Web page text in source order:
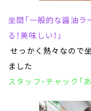
坐間「一般的な醤油
る！美味しい！」
せっかく熱々なので
ました
スタッフ・チャック「あつ